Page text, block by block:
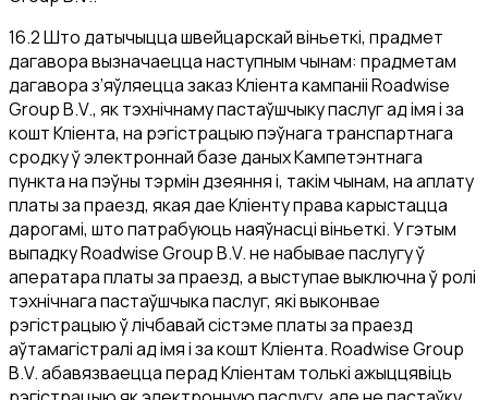
16.2 Што датычыцца швейцарскай віньеткі, прадмет
дагавора вызначаецца наступным чынам: прадметам
дагавора з’яўляецца заказ Кліента кампаніі Roadwise
Group B.V., як тэхнічнаму пастаўшчыку паслуг ад імя і за
кошт Кліента, на рэгістрацыю пэўнага транспартнага
сродку ў электроннай базе даных Кампетэнтнага
пункта на пэўны тэрмін дзеяння і, такім чынам, на аплату
платы за праезд, якая дае Кліенту права карыстацца
дарогамі, што патрабуюць наяўнасці віньеткі. У гэтым
выпадку Roadwise Group B.V. не набывае паслугу ў
аператара платы за праезд, а выступае выключна ў ролі
тэхнічнага пастаўшчыка паслуг, які выконвае
рэгістрацыю ў лічбавай сістэме платы за праезд
аўтамагістралі ад імя і за кошт Кліента. Roadwise Group
B.V. абавязваецца перад Кліентам толькі ажыццявіць